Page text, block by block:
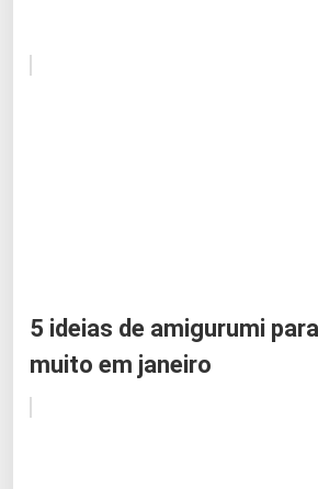
5 ideias de amigurumi
muito em janeiro